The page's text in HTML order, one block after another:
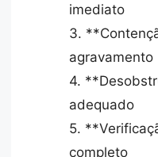
imediato
3.
agravamento
4.
adequado
5.
completo